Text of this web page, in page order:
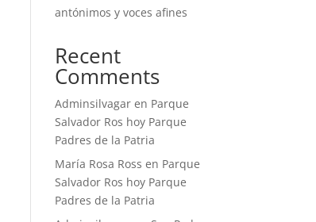
antónimos y voces afines
Recent
Comments
Adminsilvagar en Parque
Salvador Ros hoy Parque
Padres de la Patria
María Rosa Ross en Parque
Salvador Ros hoy Parque
Padres de la Patria